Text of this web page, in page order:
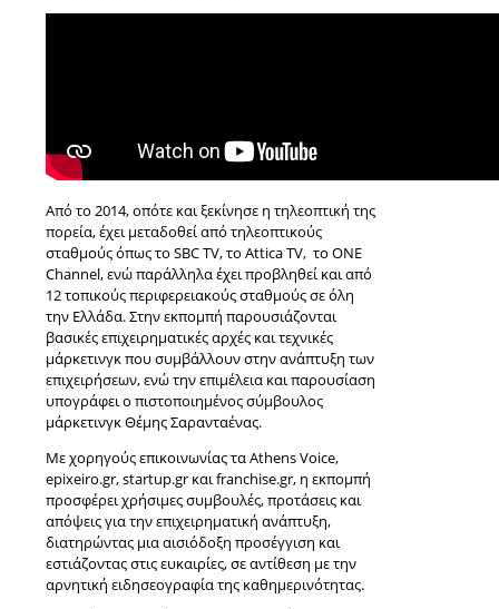
Από το 2014, οπότε και ξεκίνησε η τηλεοπτική της
πορεία, έχει μεταδοθεί από τηλεοπτικούς
σταθμούς όπως το SBC TV, το Attica TV, το ONE
Channel, ενώ παράλληλα έχει προβληθεί και από
12 τοπικούς περιφερειακούς σταθμούς σε όλη
την Ελλάδα. Στην εκπομπή παρουσιάζονται
βασικές επιχειρηματικές αρχές και τεχνικές
μάρκετινγκ που συμβάλλουν στην ανάπτυξη των
επιχειρήσεων, ενώ την επιμέλεια και παρουσίαση
υπογράφει ο πιστοποιημένος σύμβουλος
μάρκετινγκ Θέμης Σαρανταένας.
Με χορηγούς επικοινωνίας τα Athens Voice,
epixeiro.gr, startup.gr και franchise.gr, η εκπομπή
προσφέρει χρήσιμες συμβουλές, προτάσεις και
απόψεις για την επιχειρηματική ανάπτυξη,
διατηρώντας μια αισιόδοξη προσέγγιση και
εστιάζοντας στις ευκαιρίες, σε αντίθεση με την
αρνητική ειδησεογραφία της καθημερινότητας.